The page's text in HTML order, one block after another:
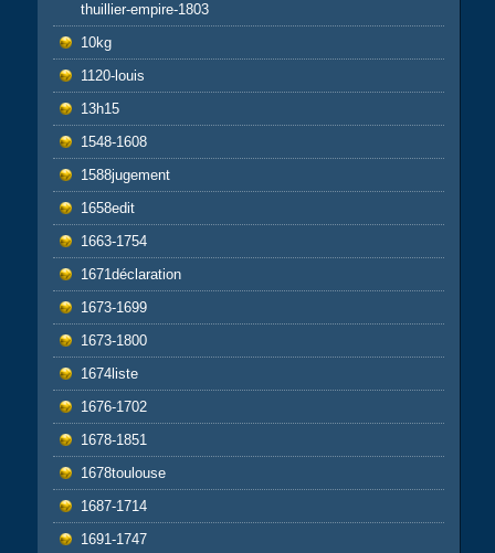
thuillier-empire-1803
10kg
1120-louis
13h15
1548-1608
1588jugement
1658edit
1663-1754
1671déclaration
1673-1699
1673-1800
1674liste
1676-1702
1678-1851
1678toulouse
1687-1714
1691-1747